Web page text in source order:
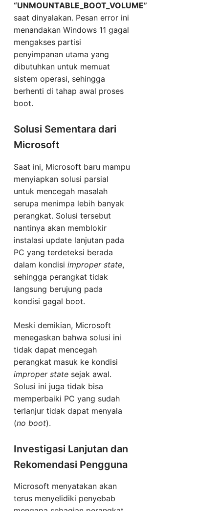
“UNMOUNTABLE_BOOT_VOLUME”
saat dinyalakan. Pesan error ini
menandakan Windows 11 gagal
mengakses partisi
penyimpanan utama yang
dibutuhkan untuk memuat
sistem operasi, sehingga
berhenti di tahap awal proses
boot.
Solusi Sementara dari
Microsoft
Saat ini, Microsoft baru mampu
menyiapkan solusi parsial
untuk mencegah masalah
serupa menimpa lebih banyak
perangkat. Solusi tersebut
nantinya akan memblokir
instalasi update lanjutan pada
PC yang terdeteksi berada
dalam kondisi improper state,
sehingga perangkat tidak
langsung berujung pada
kondisi gagal boot.
Meski demikian, Microsoft
menegaskan bahwa solusi ini
tidak dapat mencegah
perangkat masuk ke kondisi
improper state sejak awal.
Solusi ini juga tidak bisa
memperbaiki PC yang sudah
terlanjur tidak dapat menyala
(no boot).
Investigasi Lanjutan dan
Rekomendasi Pengguna
Microsoft menyatakan akan
terus menyelidiki penyebab